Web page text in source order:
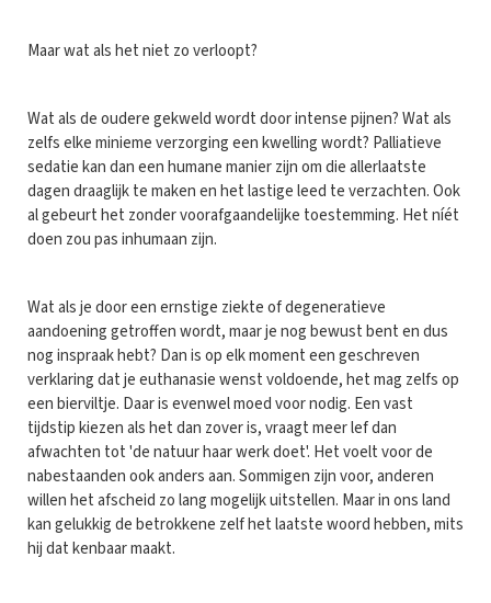
Maar wat als het niet zo verloopt?
Wat als de oudere gekweld wordt door intense pijnen? Wat als
zelfs elke minieme verzorging een kwelling wordt? Palliatieve
sedatie kan dan een humane manier zijn om die allerlaatste
dagen draaglijk te maken en het lastige leed te verzachten. Ook
al gebeurt het zonder voorafgaandelijke toestemming. Het níét
doen zou pas inhumaan zijn.
Wat als je door een ernstige ziekte of degeneratieve
aandoening getroffen wordt, maar je nog bewust bent en dus
nog inspraak hebt? Dan is op elk moment een geschreven
verklaring dat je euthanasie wenst voldoende, het mag zelfs op
een bierviltje. Daar is evenwel moed voor nodig. Een vast
tijdstip kiezen als het dan zover is, vraagt meer lef dan
afwachten tot 'de natuur haar werk doet'. Het voelt voor de
nabestaanden ook anders aan. Sommigen zijn voor, anderen
willen het afscheid zo lang mogelijk uitstellen. Maar in ons land
kan gelukkig de betrokkene zelf het laatste woord hebben, mits
hij dat kenbaar maakt.